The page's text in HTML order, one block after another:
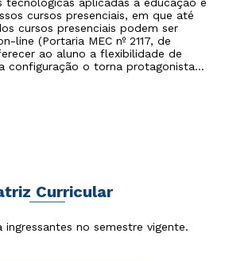
cursos presenciais, em que até
cursos presenciais podem ser
line (Portaria MEC nº 2117, de
ao aluno a flexibilidade de
configuração o torna protagonista
do seu conhecimento.
Curricular
ingressantes no semestre vigente.
dados sejam utilizados para o
da Cruzeiro do Sul.